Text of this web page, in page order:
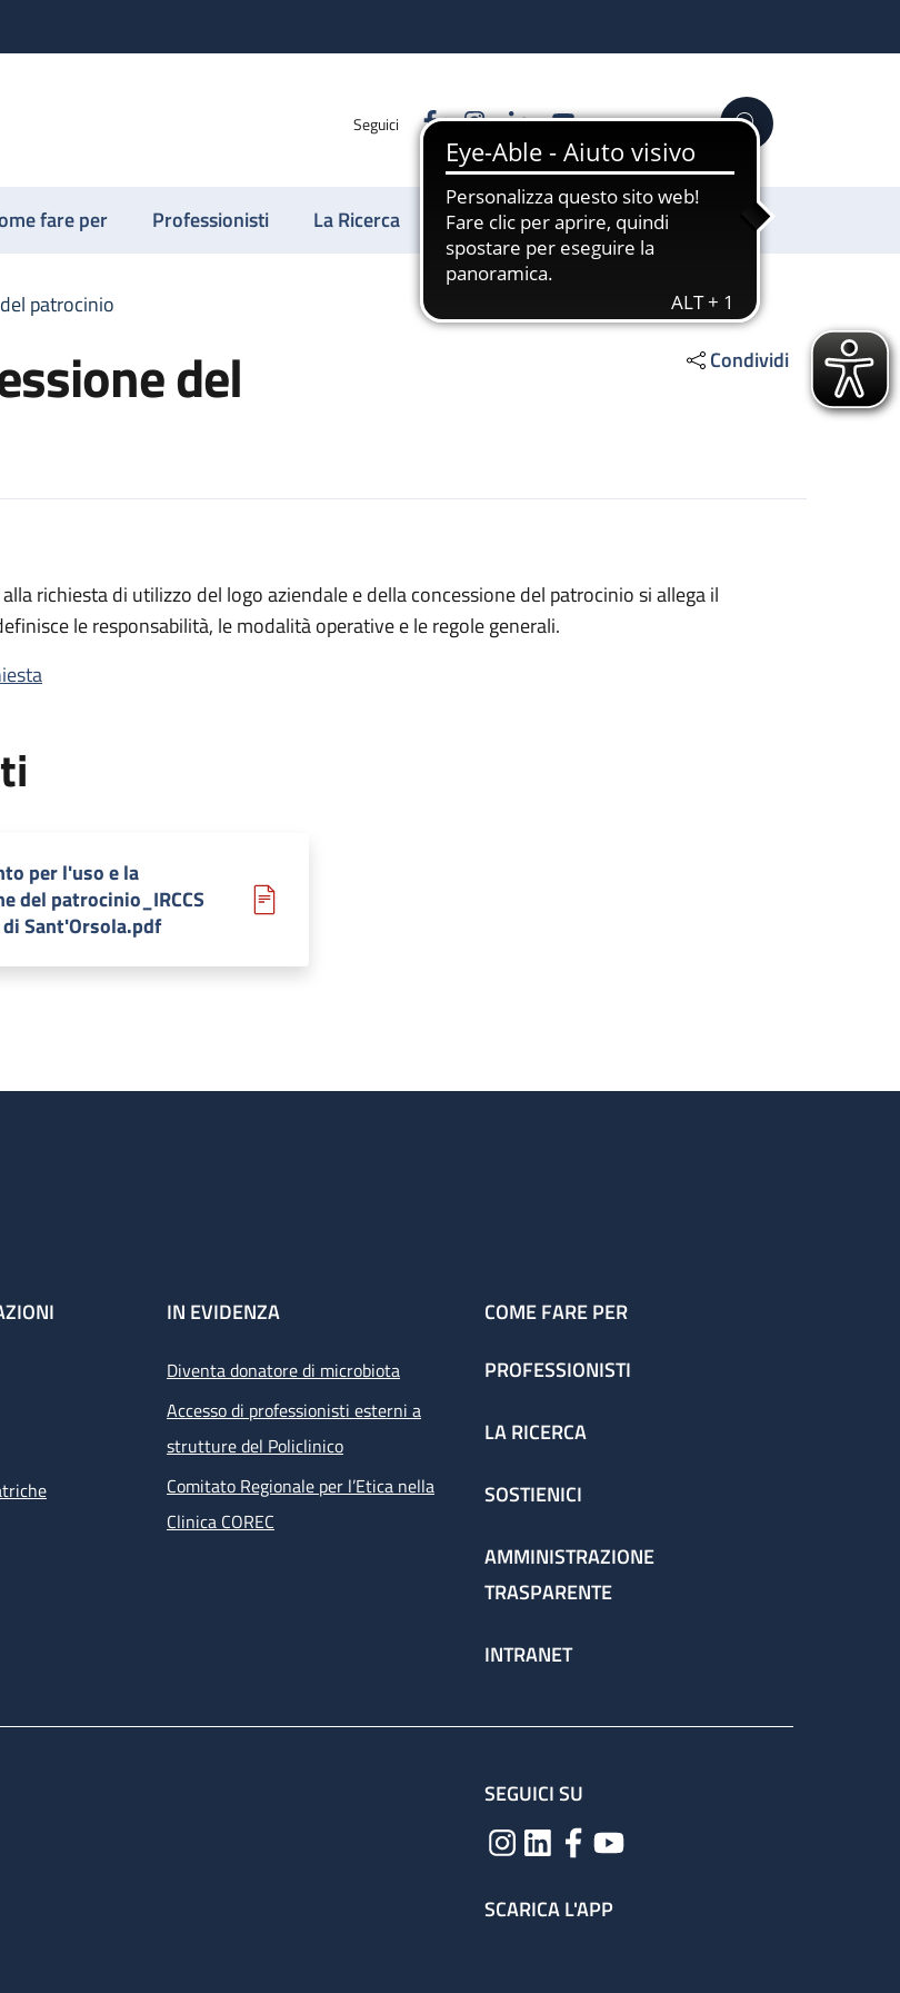
Seguici FacebookInstagram
LinkedinYouTube Cerca
fare per Professionisti La Ricerca Sostienici
patrocinio
del Condividi
richiesta di utilizzo del logo aziendale e della concessione del patrocinio si allega il
le responsabilità, le modalità operative e le regole generali.
per l'uso e la
del patrocinio_IRCCS
Sant'Orsola.pdf
IN EVIDENZA
Diventa donatore di microbiota
Accesso di professionisti esterni a
strutture del Policlinico
Comitato Regionale per l’Etica nella
Clinica COREC
COME FARE PER
PROFESSIONISTI
LA RICERCA
SOSTIENICI
AMMINISTRAZIONE
TRASPARENTE
INTRANET
SEGUICI SU
SCARICA L'APP